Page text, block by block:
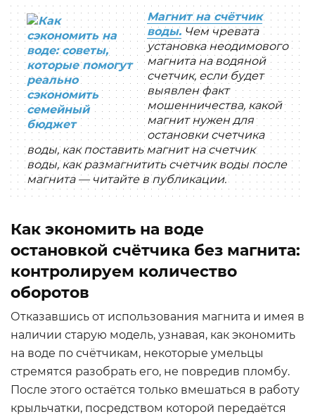
Магнит на счётчик
воды. Чем чревата
установка неодимового
магнита на водяной
счетчик, если будет
выявлен факт
мошенничества, какой
магнит нужен для
остановки счетчика
воды, как поставить магнит на счетчик
воды, как размагнитить счетчик воды после
магнита — читайте в публикации.
Как экономить на воде
остановкой счётчика без магнита:
контролируем количество
оборотов
Отказавшись от использования магнита и имея в
наличии старую модель, узнавая, как экономить
на воде по счётчикам, некоторые умельцы
стремятся разобрать его, не повредив пломбу.
После этого остаётся только вмешаться в работу
крыльчатки, посредством которой передаётся